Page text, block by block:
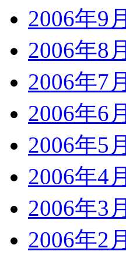
2006年9月
2006年8月
2006年7月
2006年6月
2006年5月
2006年4月
2006年3月
2006年2月